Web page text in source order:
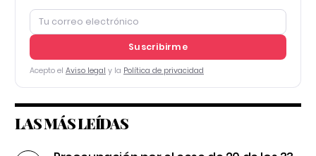
Suscribirme
Acepto el Aviso legal y la Política de privacidad
LAS MÁS LEÍDAS